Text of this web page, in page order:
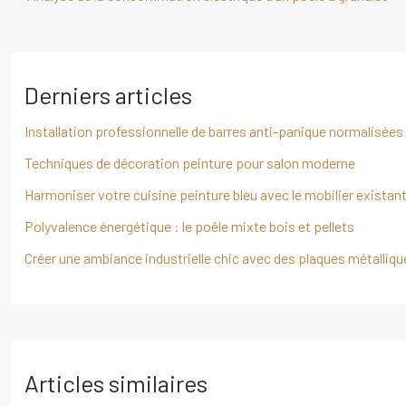
Derniers articles
Installation professionnelle de barres anti-panique normalisées
Techniques de décoration peinture pour salon moderne
Harmoniser votre cuisine peinture bleu avec le mobilier existant
Polyvalence énergétique : le poêle mixte bois et pellets
Créer une ambiance industrielle chic avec des plaques
Articles similaires